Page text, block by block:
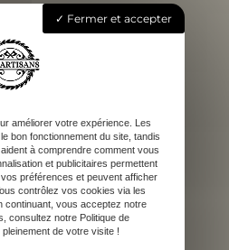
Fermer et accepter
améliorer votre expérience. Les
bon fonctionnement du site, tandis
à comprendre comment vous
et publicitaires permettent
préférences et peuvent afficher
contrôlez vos cookies via les
continuant, vous acceptez notre
consultez notre Politique de
de votre visite !